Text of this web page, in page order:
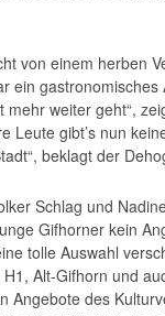
von einem herben
ein
weiter geht“,
Leute gibt’s nun
beklagt der
Schlag und
Gifhorner kein
tolle Auswahl
Alt-Gifhorn und
Angebote des